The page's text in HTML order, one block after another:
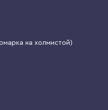
на холмистой)